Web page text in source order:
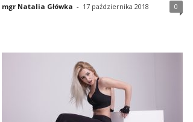
mgr Natalia Główka - 17 października 2018 0